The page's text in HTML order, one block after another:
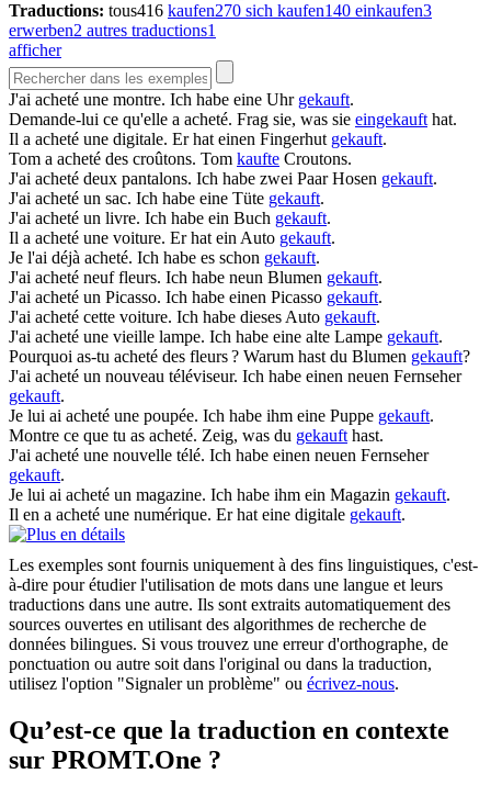
Traductions: tous416 kaufen270 sich kaufen140 einkaufen3
erwerben2 autres traductions1
afficher
J'ai acheté une montre. Ich habe eine Uhr gekauft.
Demande-lui ce qu'elle a acheté. Frag sie, was sie eingekaufthat.
Il a acheté une digitale. Er hat einen Fingerhut gekauft.
Tom a acheté des croûtons. Tom kaufte Croutons.
J'ai acheté deux pantalons. Ich habe zwei Paar Hosen gekauft.
J'ai acheté un sac. Ich habe eine Tüte gekauft.
J'ai acheté un livre. Ich habe ein Buch gekauft.
Il a acheté une voiture. Er hat ein Auto gekauft.
Je l'ai déjà acheté. Ich habe es schon gekauft.
J'ai acheté neuf fleurs. Ich habe neun Blumen gekauft.
J'ai acheté un Picasso. Ich habe einen Picasso gekauft.
J'ai acheté cette voiture. Ich habe dieses Auto gekauft.
J'ai acheté une vieille lampe. Ich habe eine alte Lampe gekauft.
Pourquoi as-tu acheté des fleurs ? Warum hast du Blumen gekauft?
J'ai acheté un nouveau téléviseur. Ich habe einen neuen Fernseher
gekauft.
Je lui ai acheté une poupée. Ich habe ihm eine Puppe gekauft.
Montre ce que tu as acheté. Zeig, was du gekaufthast.
J'ai acheté une nouvelle télé. Ich habe einen neuen Fernseher
gekauft.
Je lui ai acheté un magazine. Ich habe ihm ein Magazin gekauft.
Il en a acheté une numérique. Er hat eine digitale gekauft.
Les exemples sont fournis uniquement à des fins linguistiques, c'est-
à-dire pour étudier l'utilisation de mots dans une langue et leurs
traductions dans une autre. Ils sont extraits automatiquement des
sources ouvertes en utilisant des algorithmes de recherche de
données bilingues. Si vous trouvez une erreur d'orthographe, de
ponctuation ou autre soit dans l'original ou dans la traduction,
utilisez l'option "Signaler un problème" ou écrivez-nous.
Qu’est-ce que la traduction en contexte
sur PROMT.One ?